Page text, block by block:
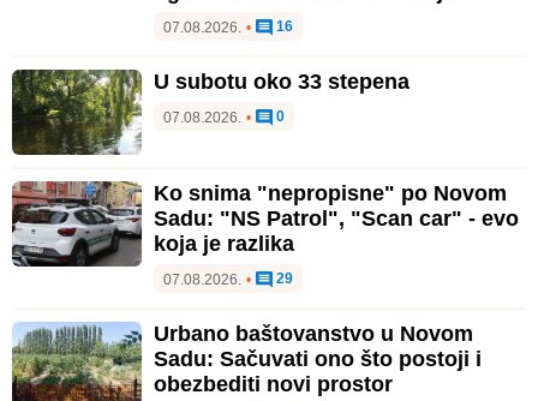
07.08.2026. • 16
U subotu oko 33 stepena
07.08.2026. • 0
Ko snima "nepropisne" po Novom
Sadu: "NS Patrol", "Scan car" - evo
koja je razlika
07.08.2026. • 29
Urbano baštovanstvo u Novom
Sadu: Sačuvati ono što postoji i
obezbediti novi prostor